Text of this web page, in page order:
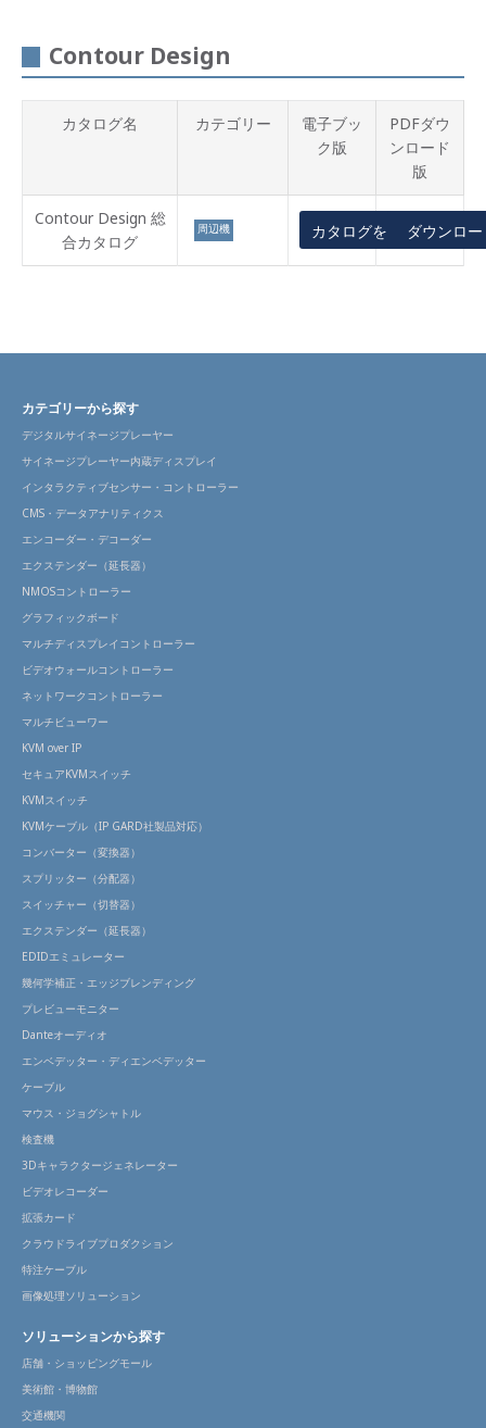
Contour Design
カタログ名 カテゴリー
電子ブッ
ク版
PDFダウ
ンロード
版
Contour Design 総
合カタログ
周辺機
器
カタログを見るダウンロ
カテゴリーから探す
デジタルサイネージプレーヤー
サイネージプレーヤー内蔵ディスプレイ
インタラクティブセンサー・コントローラー
CMS・データアナリティクス
エンコーダー・デコーダー
エクステンダー（延長器）
NMOSコントローラー
グラフィックボード
マルチディスプレイコントローラー
ビデオウォールコントローラー
ネットワークコントローラー
マルチビューワー
KVM over IP
セキュアKVMスイッチ
KVMスイッチ
KVMケーブル（IP GARD社製品対応）
コンバーター（変換器）
スプリッター（分配器）
スイッチャー（切替器）
エクステンダー（延長器）
EDIDエミュレーター
幾何学補正・エッジブレンディング
プレビューモニター
Danteオーディオ
エンベデッター・ディエンベデッター
ケーブル
マウス・ジョグシャトル
検査機
3Dキャラクタージェネレーター
ビデオレコーダー
拡張カード
クラウドライブプロダクション
特注ケーブル
画像処理ソリューション
ソリューションから探す
店舗・ショッピングモール
美術館・博物館
交通機関